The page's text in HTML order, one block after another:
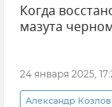
Москва
Когда
мазута
24 января 2025,
Александр Козлов